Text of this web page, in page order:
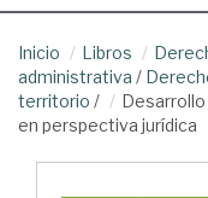
Inicio Libros
administrativa /
territorio /
en perspectiva jurídica